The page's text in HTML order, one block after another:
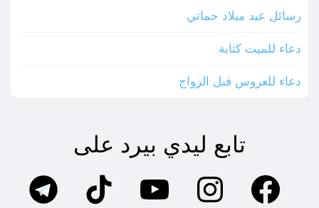
رسائل عيد ميلاد حماتي
دعاء للميت كتابة
دعاء للعروس قبل الزواج
تابع ليدي بيرد على